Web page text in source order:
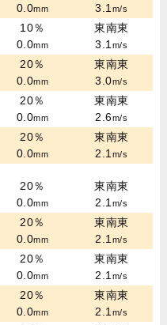
0.0mm
3.1m/s
10％
0.0mm
東南東
3.1m/s
20％
0.0mm
東南東
3.0m/s
20％
0.0mm
東南東
2.6m/s
20％
0.0mm
東南東
2.1m/s
20％
0.0mm
東南東
2.1m/s
20％
0.0mm
東南東
2.1m/s
20％
0.0mm
東南東
2.1m/s
20％
0.0mm
東南東
2.1m/s